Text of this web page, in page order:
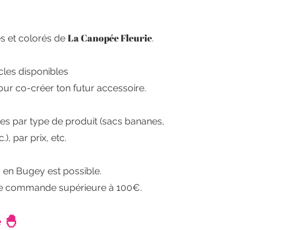
et colorés de La Canopée Fleurie.
disponibles
co-créer ton futur accessoire.
par type de produit (sacs bananes,
par prix, etc.
Bugey est possible.
commande supérieure à 100€.